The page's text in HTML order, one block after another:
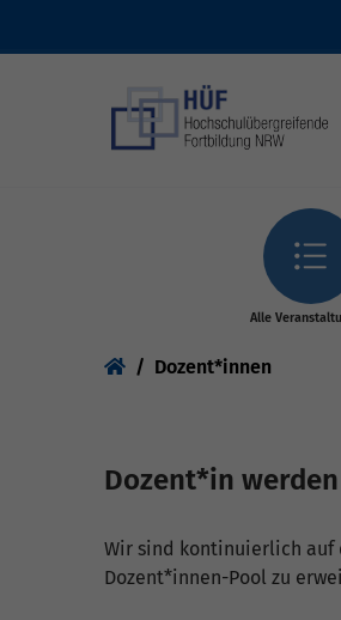
Alle
Dozent*innen
Dozent*in werden
Wir sind kontinuierlich auf
Dozent*innen-Pool zu